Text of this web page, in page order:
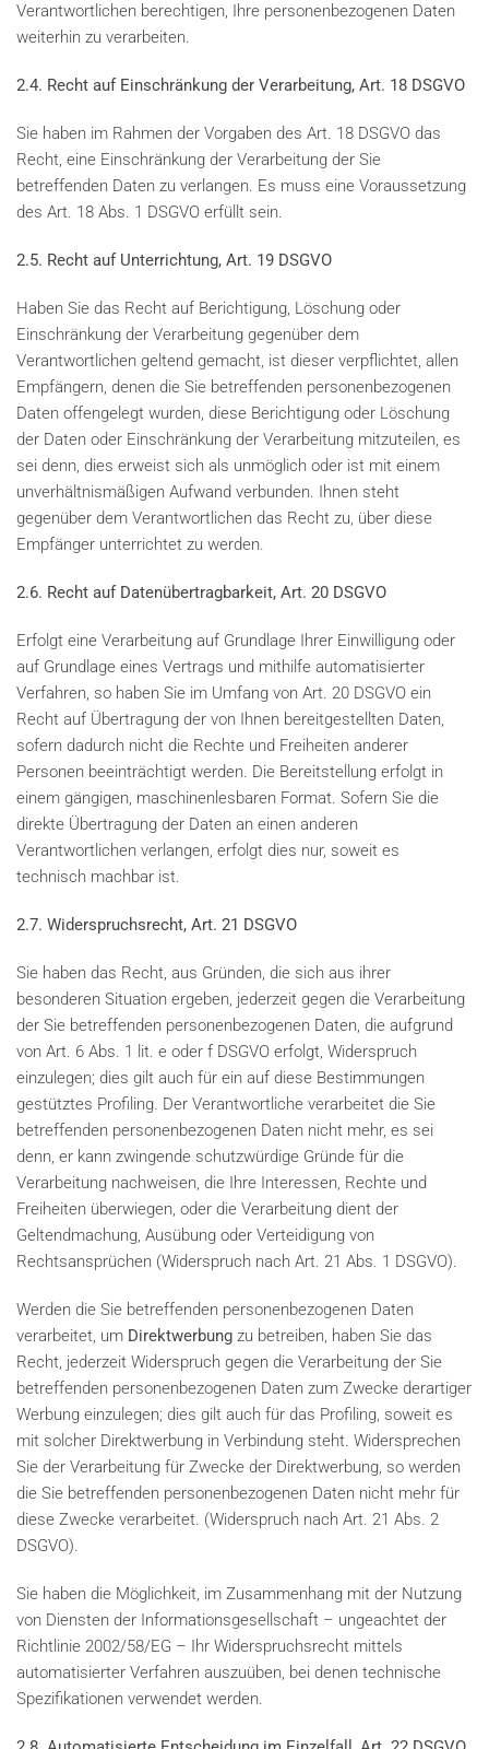
Verantwortlichen berechtigen, Ihre personenbezogenen Daten
weiterhin zu verarbeiten.
2.4. Recht auf Einschränkung der Verarbeitung, Art. 18 DSGVO
Sie haben im Rahmen der Vorgaben des Art. 18 DSGVO das
Recht, eine Einschränkung der Verarbeitung der Sie
betreffenden Daten zu verlangen. Es muss eine Voraussetzung
des Art. 18 Abs. 1 DSGVO erfüllt sein.
2.5. Recht auf Unterrichtung, Art. 19 DSGVO
Haben Sie das Recht auf Berichtigung, Löschung oder
Einschränkung der Verarbeitung gegenüber dem
Verantwortlichen geltend gemacht, ist dieser verpflichtet, allen
Empfängern, denen die Sie betreffenden personenbezogenen
Daten offengelegt wurden, diese Berichtigung oder Löschung
der Daten oder Einschränkung der Verarbeitung mitzuteilen, es
sei denn, dies erweist sich als unmöglich oder ist mit einem
unverhältnismäßigen Aufwand verbunden. Ihnen steht
gegenüber dem Verantwortlichen das Recht zu, über diese
Empfänger unterrichtet zu werden.
2.6. Recht auf Datenübertragbarkeit, Art. 20 DSGVO
Erfolgt eine Verarbeitung auf Grundlage Ihrer Einwilligung oder
auf Grundlage eines Vertrags und mithilfe automatisierter
Verfahren, so haben Sie im Umfang von Art. 20 DSGVO ein
Recht auf Übertragung der von Ihnen bereitgestellten Daten,
sofern dadurch nicht die Rechte und Freiheiten anderer
Personen beeinträchtigt werden. Die Bereitstellung erfolgt in
einem gängigen, maschinenlesbaren Format. Sofern Sie die
direkte Übertragung der Daten an einen anderen
Verantwortlichen verlangen, erfolgt dies nur, soweit es
technisch machbar ist.
2.7. Widerspruchsrecht, Art. 21 DSGVO
Sie haben das Recht, aus Gründen, die sich aus ihrer
besonderen Situation ergeben, jederzeit gegen die Verarbeitung
der Sie betreffenden personenbezogenen Daten, die aufgrund
von Art. 6 Abs. 1 lit. e oder f DSGVO erfolgt, Widerspruch
einzulegen; dies gilt auch für ein auf diese Bestimmungen
gestütztes Profiling. Der Verantwortliche verarbeitet die Sie
betreffenden personenbezogenen Daten nicht mehr, es sei
denn, er kann zwingende schutzwürdige Gründe für die
Verarbeitung nachweisen, die Ihre Interessen, Rechte und
Freiheiten überwiegen, oder die Verarbeitung dient der
Geltendmachung, Ausübung oder Verteidigung von
Rechtsansprüchen (Widerspruch nach Art. 21 Abs. 1 DSGVO).
Werden die Sie betreffenden personenbezogenen Daten
verarbeitet, um Direktwerbung zu betreiben, haben Sie das
Recht, jederzeit Widerspruch gegen die Verarbeitung der Sie
betreffenden personenbezogenen Daten zum Zwecke derartiger
Werbung einzulegen; dies gilt auch für das Profiling, soweit es
mit solcher Direktwerbung in Verbindung steht. Widersprechen
Sie der Verarbeitung für Zwecke der Direktwerbung, so werden
die Sie betreffenden personenbezogenen Daten nicht mehr für
diese Zwecke verarbeitet. (Widerspruch nach Art. 21 Abs. 2
DSGVO).
Sie haben die Möglichkeit, im Zusammenhang mit der Nutzung
von Diensten der Informationsgesellschaft – ungeachtet der
Richtlinie 2002/58/EG – Ihr Widerspruchsrecht mittels
automatisierter Verfahren auszuüben, bei denen technische
Spezifikationen verwendet werden.